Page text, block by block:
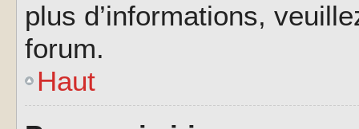
plus d’informations,
forum.
Haut